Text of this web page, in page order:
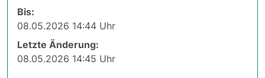
Bis:
08.05.2026 14:44 Uhr
Letzte Änderung:
08.05.2026 14:45 Uhr